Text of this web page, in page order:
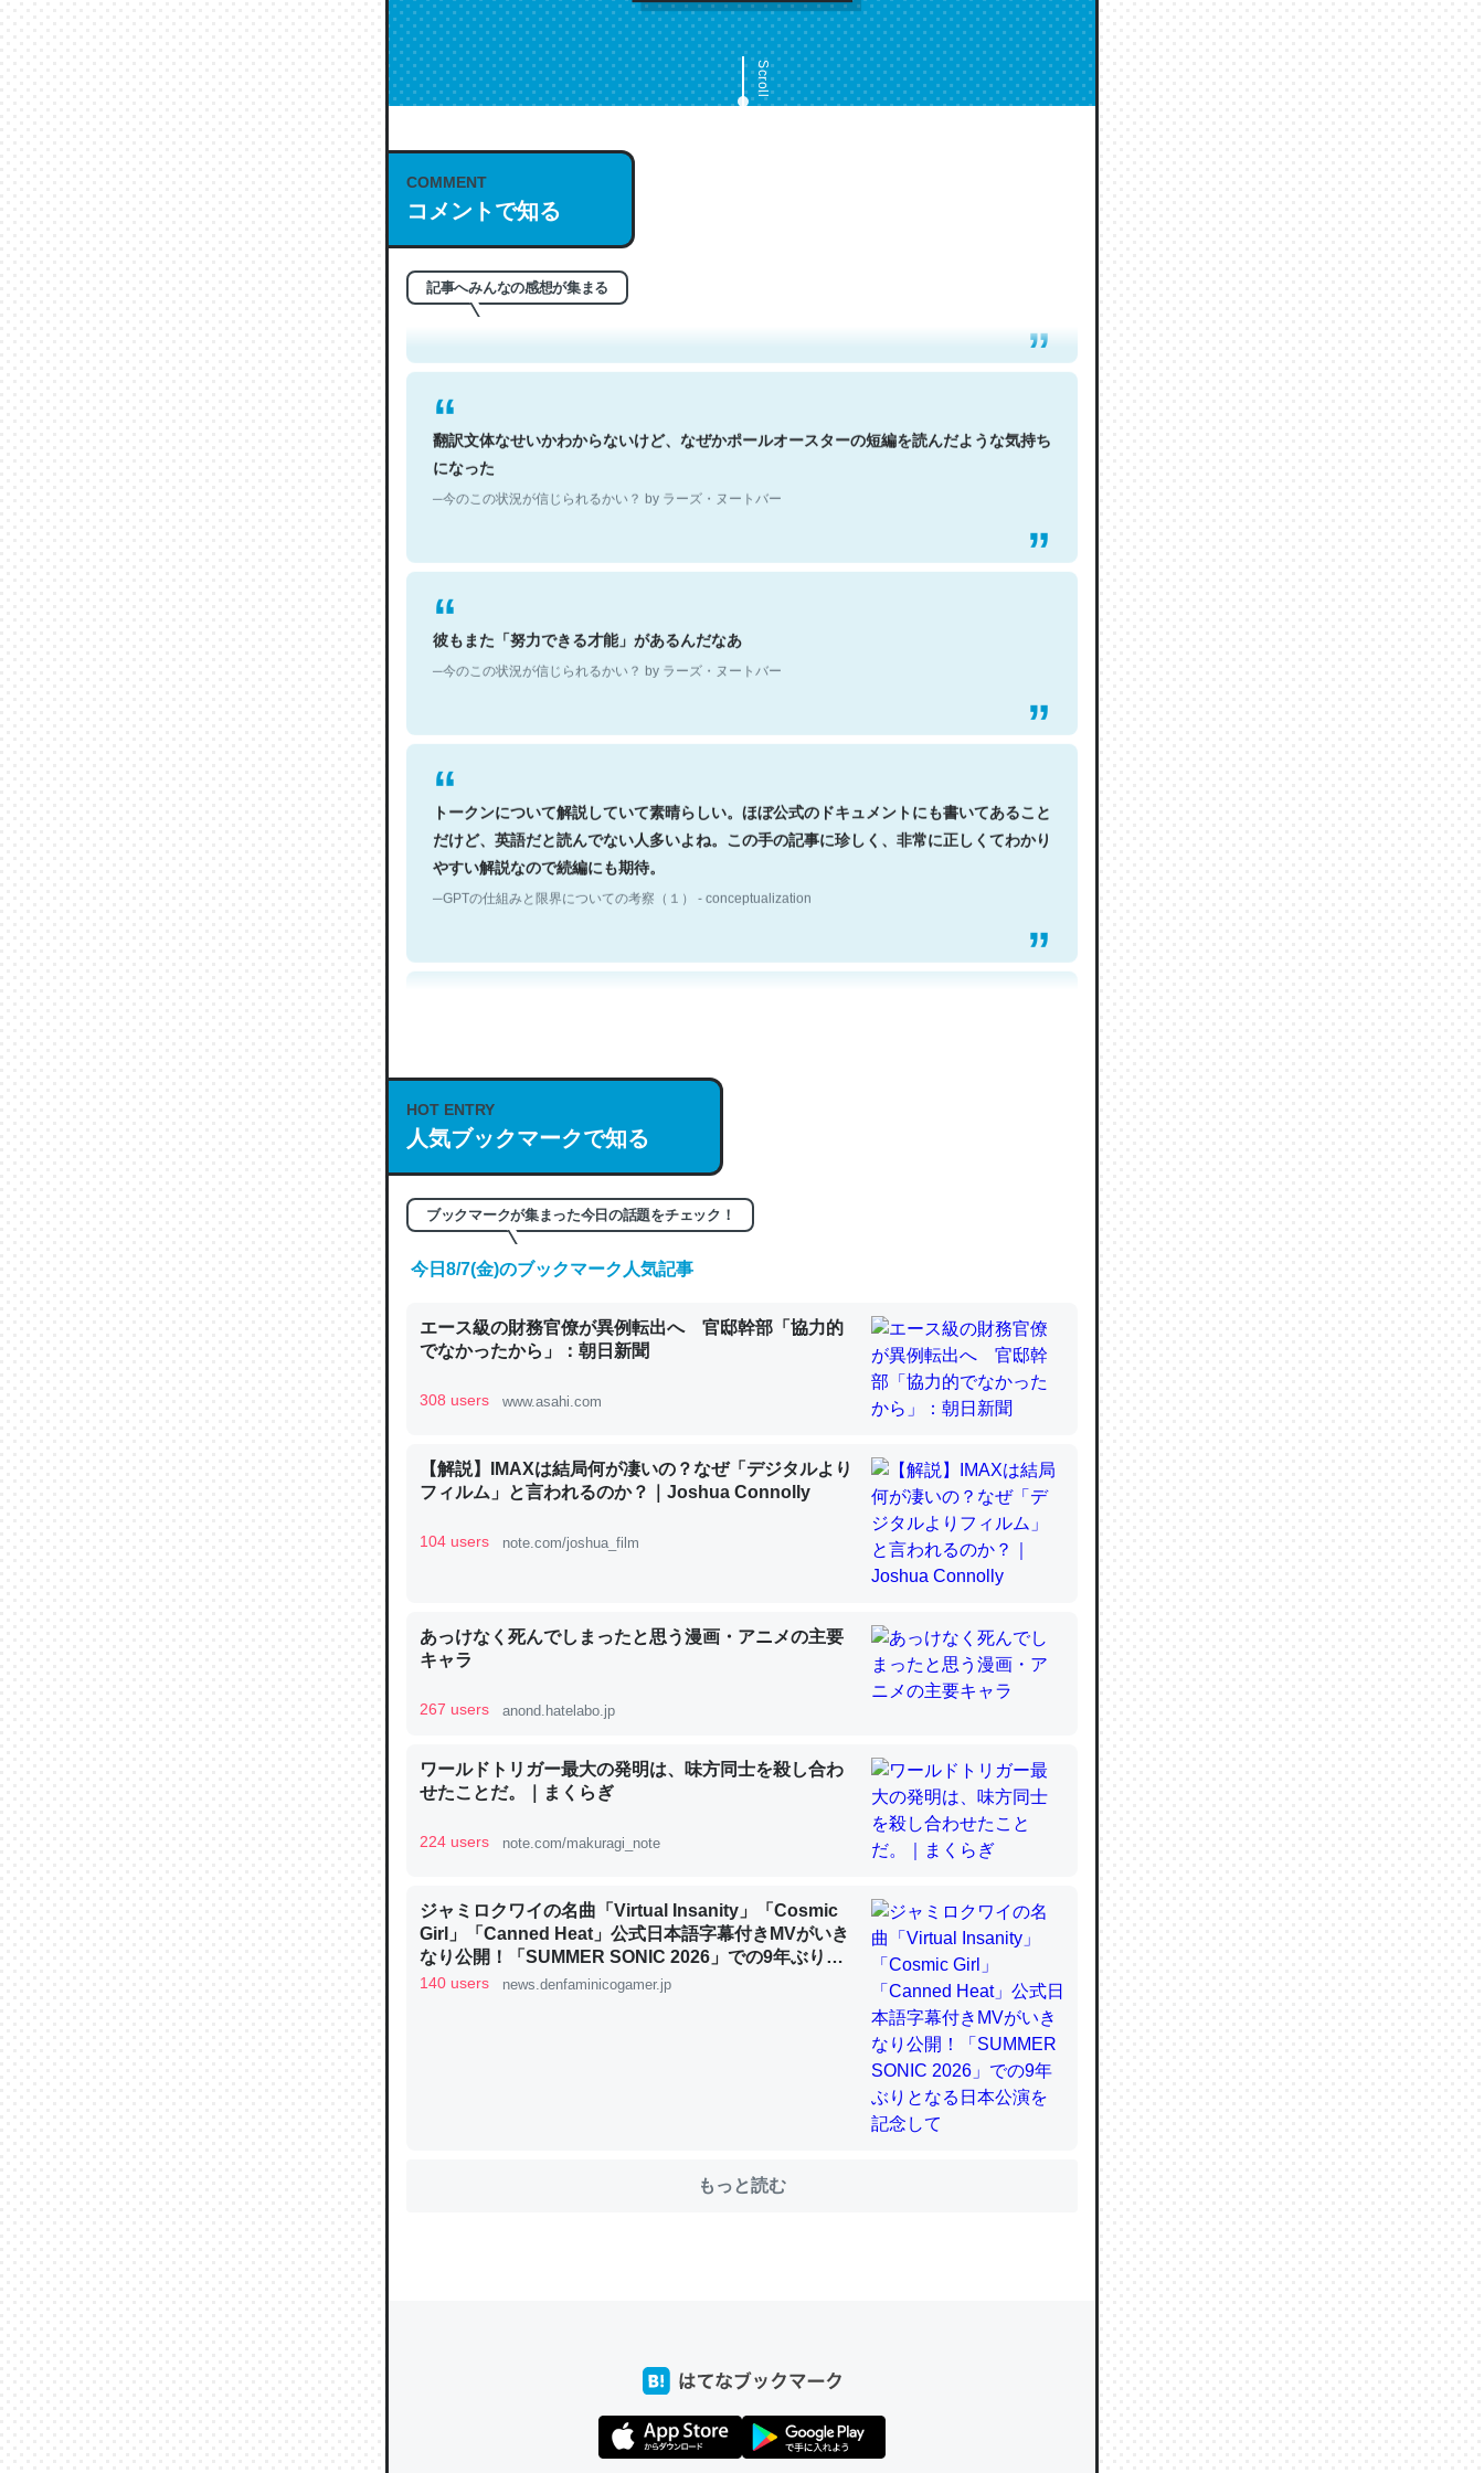
Scroll
COMMENT
コメントで知る
記事へみんなの感想が集まる
これは名文。彼はとてもクレバーなんだろうなと凄く思う。英語少しでも読める人は原文
もお勧め。自分はこの流れ好き。Let’s Fucking Go. Then Covid hit. Shit.
─今のこの状況が信じられるかい？ by ラーズ・ヌートバー
翻訳文体なせいかわからないけど、なぜかポールオースターの短編を読んだような気持ち
になった
─今のこの状況が信じられるかい？ by ラーズ・ヌートバー
彼もまた「努力できる才能」があるんだなあ
─今のこの状況が信じられるかい？ by ラーズ・ヌートバー
トークンについて解説していて素晴らしい。ほぼ公式のドキュメントにも書いてあること
だけど、英語だと読んでない人多いよね。この手の記事に珍しく、非常に正しくてわかり
やすい解説なので続編にも期待。
─GPTの仕組みと限界についての考察（１） - conceptualization
これは良記事。32768トークンだと英語小説100ページ分くらい。小説でいう「ずっと前
の伏線」は回収されないけど、短期記憶というには多い分量。進化すればするほど分かり
やすく強くなりそう
の600分の1程度。
─ニュース :: 【研究発表】昆虫学の大問題＝「昆虫はなぜ海にいないのか」に関する新仮説
論文では「淡水はカルシウムも酸素も不足してて両方に不利だから両方が拮抗してるので
は」とあって面白い。海にいる鋏角類（カブトガニ・ウミグモ）はカルシウムを使わずキ
─ニュース :: 【研究発表】昆虫学の大問題＝「昆虫はなぜ海にいないのか」に関する新仮説
ウチもEchoを実家に置いて４年。でたまに覗いてる。ぼちぼちRingも置こうかと画策
中。あと、Googleマップで位置情報を共有してる。電池残量や充電中かが分かるのでこ
を実質100倍以上に伸ばす効果があるはず……
─たまにLINEするくらいだった遠方の父67歳と僕。ITツール導入でコミュニケーションが劇的に変化し
HOT ENTRY
人気ブックマークで知る
ブックマークが集まった今日の話題をチェック！
今日8/7(金)のブックマーク人気記事
エース級の財務官僚が異例転出へ 官邸幹部「協力的
でなかったから」：朝日新聞
308 users www.asahi.com
【解説】IMAXは結局何が凄いの？なぜ「デジタルより
フィルム」と言われるのか？｜Joshua Connolly
104 users note.com/joshua_film
あっけなく死んでしまったと思う漫画・アニメの主要
キャラ
267 users anond.hatelabo.jp
ワールドトリガー最大の発明は、味方同士を殺し合わ
せたことだ。｜まくらぎ
224 users note.com/makuragi_note
ジャミロクワイの名曲「Virtual Insanity」「Cosmic
Girl」「Canned Heat」公式日本語字幕付きMVがいき
なり公開！「SUMMER SONIC 2026」での9年ぶりと
なる日本公演を記念して
140 users news.denfaminicogamer.jp
もっと読む